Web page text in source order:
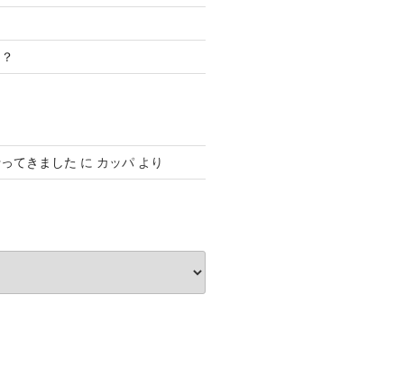
てきました に カッパより